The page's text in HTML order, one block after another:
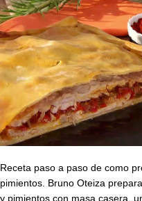
Receta paso a paso de como
pimientos. Bruno Oteiza
y pimientos con masa casera,